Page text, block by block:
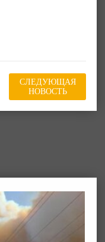
СЛЕДУЮЩАЯ
НОВОСТЬ